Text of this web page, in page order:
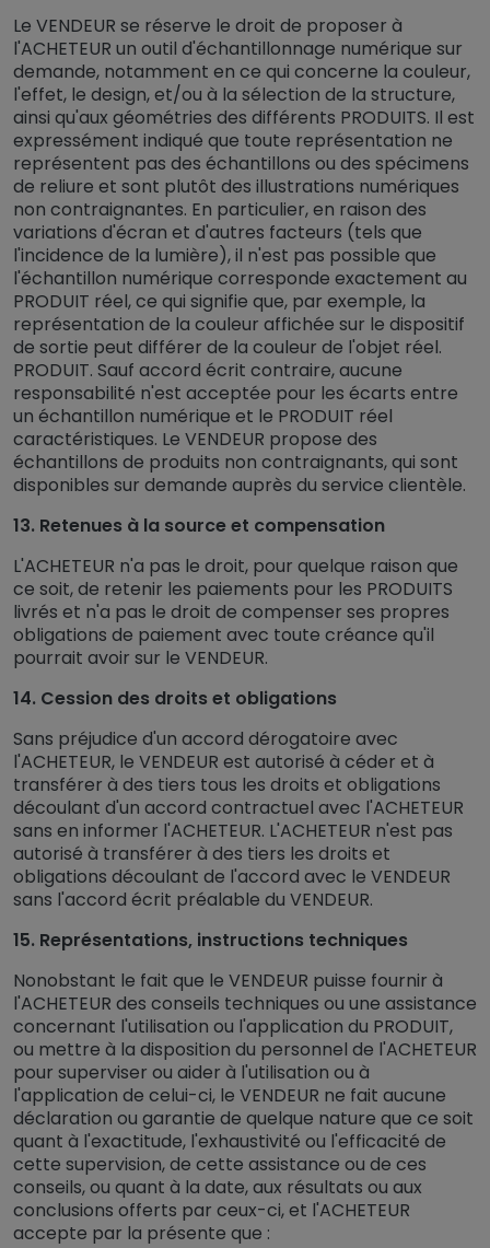
Le VENDEUR se réserve le droit de proposer à
l'ACHETEUR un outil d'échantillonnage numérique sur
demande, notamment en ce qui concerne la couleur,
l'effet, le design, et/ou à la sélection de la structure,
ainsi qu'aux géométries des différents PRODUITS. Il est
expressément indiqué que toute représentation ne
représentent pas des échantillons ou des spécimens
de reliure et sont plutôt des illustrations numériques
non contraignantes. En particulier, en raison des
variations d'écran et d'autres facteurs (tels que
l'incidence de la lumière), il n'est pas possible que
l'échantillon numérique corresponde exactement au
PRODUIT réel, ce qui signifie que, par exemple, la
représentation de la couleur affichée sur le dispositif
de sortie peut différer de la couleur de l'objet réel.
PRODUIT. Sauf accord écrit contraire, aucune
responsabilité n'est acceptée pour les écarts entre
un échantillon numérique et le PRODUIT réel
caractéristiques. Le VENDEUR propose des
échantillons de produits non contraignants, qui sont
disponibles sur demande auprès du service clientèle.
13. Retenues à la source et compensation
L'ACHETEUR n'a pas le droit, pour quelque raison que
ce soit, de retenir les paiements pour les PRODUITS
livrés et n'a pas le droit de compenser ses propres
obligations de paiement avec toute créance qu'il
pourrait avoir sur le VENDEUR.
14. Cession des droits et obligations
Sans préjudice d'un accord dérogatoire avec
l'ACHETEUR, le VENDEUR est autorisé à céder et à
transférer à des tiers tous les droits et obligations
découlant d'un accord contractuel avec l'ACHETEUR
sans en informer l'ACHETEUR. L'ACHETEUR n'est pas
autorisé à transférer à des tiers les droits et
obligations découlant de l'accord avec le VENDEUR
sans l'accord écrit préalable du VENDEUR.
15. Représentations, instructions techniques
Nonobstant le fait que le VENDEUR puisse fournir à
l'ACHETEUR des conseils techniques ou une assistance
concernant l'utilisation ou l'application du PRODUIT,
ou mettre à la disposition du personnel de l'ACHETEUR
pour superviser ou aider à l'utilisation ou à
l'application de celui-ci, le VENDEUR ne fait aucune
déclaration ou garantie de quelque nature que ce soit
quant à l'exactitude, l'exhaustivité ou l'efficacité de
cette supervision, de cette assistance ou de ces
conseils, ou quant à la date, aux résultats ou aux
conclusions offerts par ceux-ci, et l'ACHETEUR
accepte par la présente que :